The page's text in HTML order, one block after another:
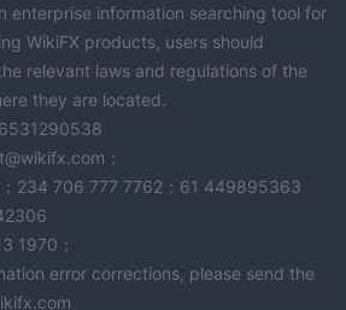
enterprise information searching tool for
WikiFX products, users should
relevant laws and regulations of the
they are located.
；
234 706 777 7762；61 449895363
1970；
error corrections, please send the